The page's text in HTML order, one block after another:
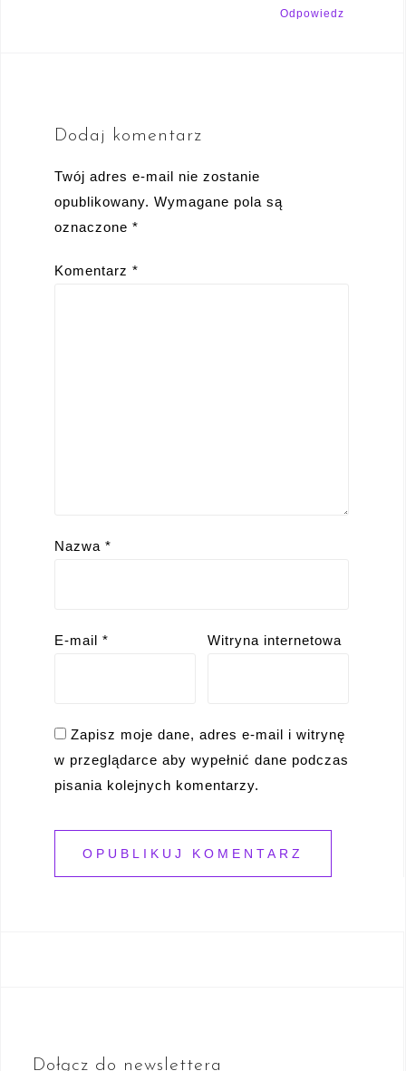
Odpowiedz
Dodaj komentarz
Twój adres e-mail nie zostanie
opublikowany. Wymagane pola są
oznaczone *
Komentarz *
Nazwa *
E-mail * Witryna internetowa
Zapisz moje dane, adres e-mail i witrynę
w przeglądarce aby wypełnić dane podczas
pisania kolejnych komentarzy.
Dołącz do newslettera